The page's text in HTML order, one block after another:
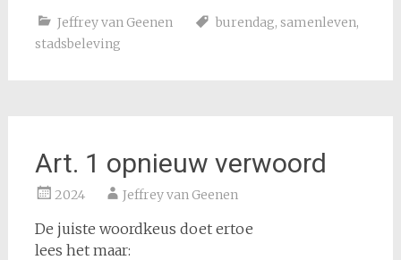
Jeffrey van Geenen burendag, samenleven,
stadsbeleving
Art. 1 opnieuw verwoord
2024 Jeffrey van Geenen
De juiste woordkeus doet ertoe
lees het maar: